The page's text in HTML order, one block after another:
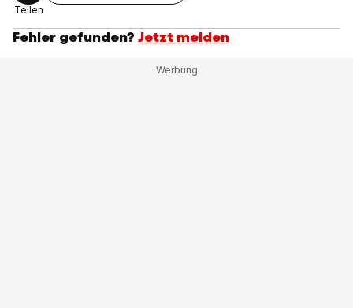
Teilen
Fehler gefunden? Jetzt melden